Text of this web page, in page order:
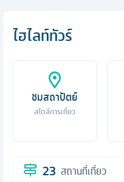
ไฮไลท์ทัวร์
ชมสถาปัตย์
สไตล์การเที่ยว
23 สถานที่เที่ยว